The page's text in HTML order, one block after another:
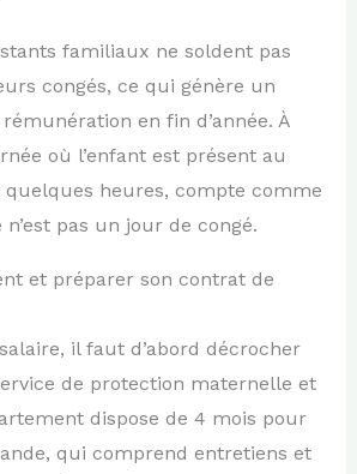
familiaux ne soldent pas
congés, ce qui génère un
en fin d’année. À
où l’enfant est présent au
heures, compte comme
pas un jour de congé.
et préparer son contrat de
il faut d’abord décrocher
de protection maternelle et
dispose de 4 mois pour
qui comprend entretiens et